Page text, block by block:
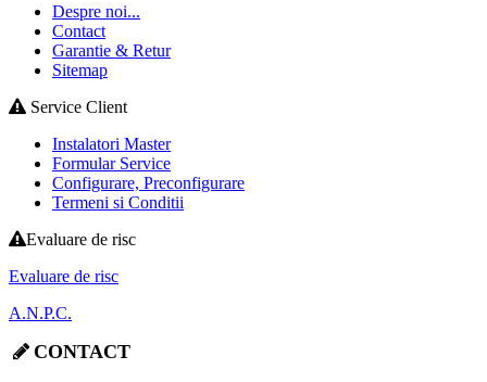
Despre noi...
Contact
Garantie & Retur
Sitemap
Service Client
Instalatori Master
Formular Service
Configurare, Preconfigurare
Termeni si Conditii
Evaluare de risc
Evaluare de risc
A.N.P.C.
CONTACT